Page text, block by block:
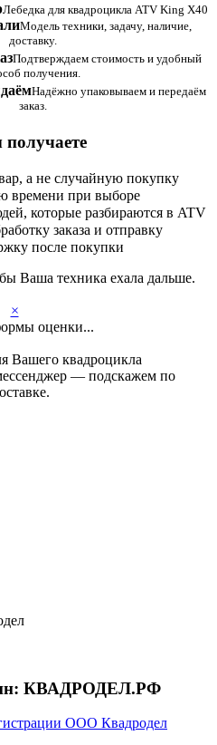
Лебедка для квадроцикла ATV King X40
Модель техники, задачу, наличие,
доставку.
Подтверждаем стоимость и удобный
получения.
Надёжно упаковываем и передаём
заказ.
а не случайную покупку
времени при выборе
которые разбираются в ATV
заказа и отправку
после покупки
Ваша техника ехала дальше.
×
оценки...
Вашего квадроцикла
— подскажем по
КВАДРОДЕЛ.РФ